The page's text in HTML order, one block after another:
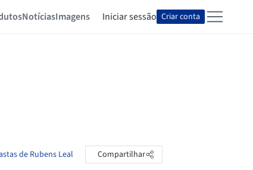
NotíciasImagens Iniciar sessão Criar conta
de Rubens Leal Compartilhar